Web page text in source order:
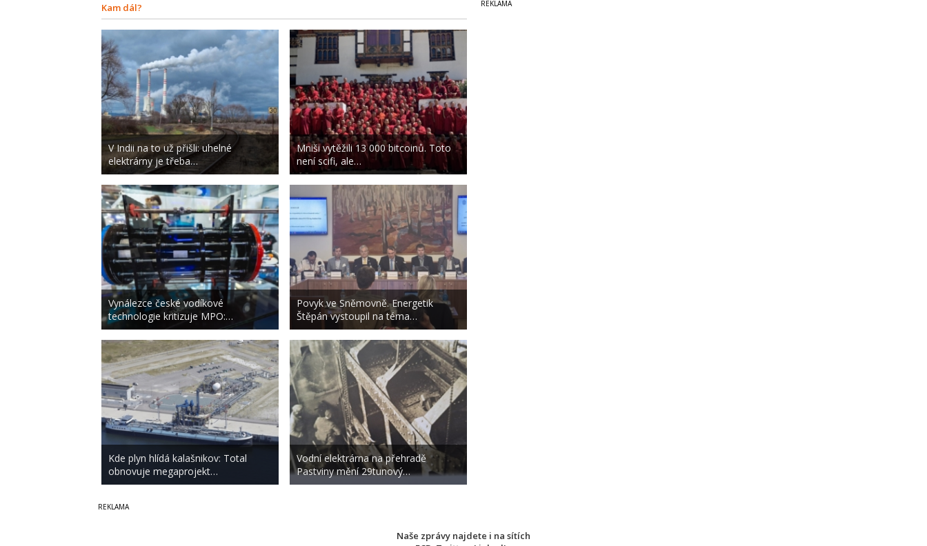
Kam dál?
V Indii na to už přišli: uhelné
elektrárny je třeba…
Vynálezce české vodíkové
technologie kritizuje MPO:…
Kde plyn hlídá kalašnikov: Total
obnovuje megaprojekt…
Mniši vytěžili 13 000 bitcoinů. Toto
není scifi, ale…
Povyk ve Sněmovně. Energetik
Štěpán vystoupil na téma…
Vodní elektrárna na přehradě
Pastviny mění 29tunový…
Naše zprávy najdete i na sítích